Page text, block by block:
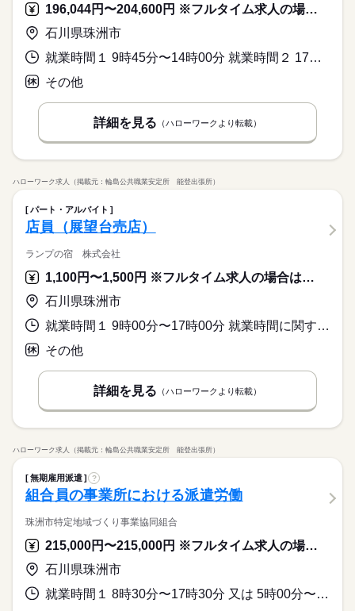
196,044円〜204,600円 ※フルタイム求人の場合は月額（換算額）、パート求人の場合は時間額を表示しています。
石川県珠洲市
就業時間１ 9時45分〜14時00分 就業時間２ 17時00分〜22時00分 就業時間に関する特記事項 （１）（２）の時間帯で一日の勤務時間です。
その他
詳細を見る （ハローワークより転載）
ハローワーク求人（掲載元：輪島公共職業安定所 能登出張所）
パート・アルバイト
店員（展望台売店）
ランプの宿 株式会社
1,100円〜1,500円 ※フルタイム求人の場合は月額（換算額）、パート求人の場合は時間額を表示しています。
石川県珠洲市
就業時間１ 9時00分〜17時00分 就業時間に関する特記事項 ９：００から１７：００の間で就業時間相談可能
その他
詳細を見る （ハローワークより転載）
ハローワーク求人（掲載元：輪島公共職業安定所 能登出張所）
無期雇用派遣 ?
組合員の事業所における派遣労働
珠洲市特定地域づくり事業協同組合
215,000円〜215,000円 ※フルタイム求人の場合は月額（換算額）、パート求人の場合は時間額を表示しています。
石川県珠洲市
就業時間１ 8時30分〜17時30分 又は 5時00分〜22時00分の時間の間の8時間程度 就業時間に関する特記事項 原則は８時３０分から１７時３０分ですが、派遣先の就業時間や天